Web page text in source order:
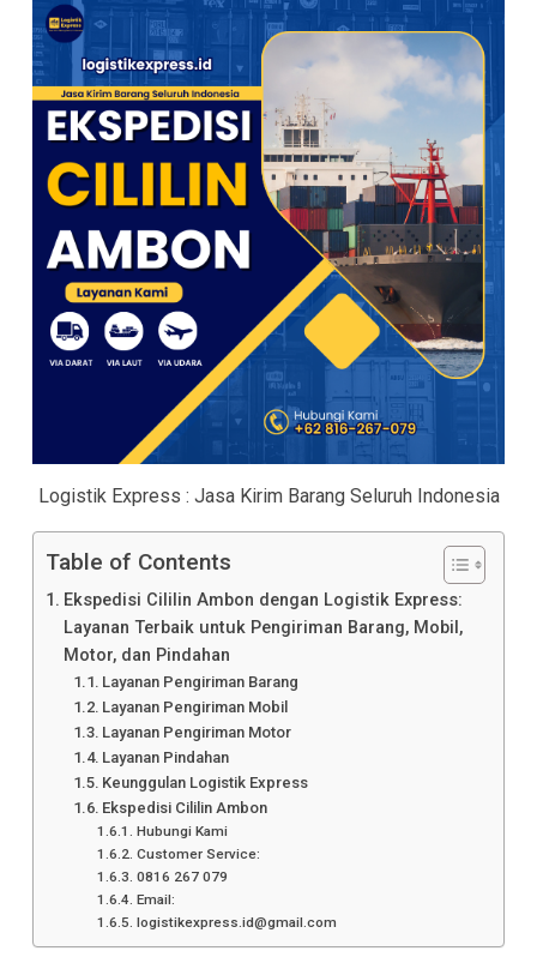
Logistik Express : Jasa Kirim Barang Seluruh Indonesia
Table of Contents
Ekspedisi Cililin Ambon dengan Logistik Express:
Layanan Terbaik untuk Pengiriman Barang, Mobil,
Motor, dan Pindahan
Layanan Pengiriman Barang
Layanan Pengiriman Mobil
Layanan Pengiriman Motor
Layanan Pindahan
Keunggulan Logistik Express
Ekspedisi Cililin Ambon
Hubungi Kami
Customer Service:
0816 267 079
Email:
logistikexpress.id@gmail.com